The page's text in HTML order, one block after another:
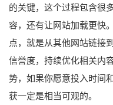
的关键，这个过程包含很
容，还有让网站加载更快
点，就是从其他网站链接
信誉度，持续优化相关内
势，如果你愿意投入时间
获一定是相当可观的。